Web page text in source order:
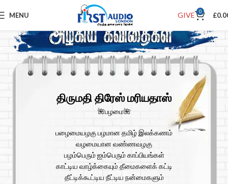
MENU GIVE 0 £
திருமதி திரேஸ் மரியதாஸ்
🌺பழமை🌺
பழைமையழகு பழமான தமிழ் இலக்கணம்
வழமையான வண்ணவழகு
பழம்பெரும் ஐம்பெரும் காப்பியங்கள்
காட்டிய வாழ்க்கையும் தீமைகளைக் கட்டி
தீட்டிக்கூட்டிய நீட்டிய நன்மைகளும்